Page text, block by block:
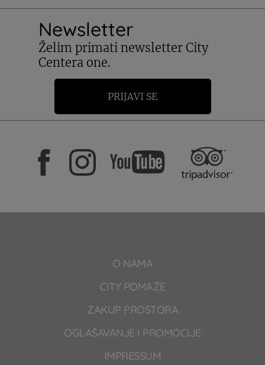
Newsletter
Želim primati newsletter City
Centera one.
PRIJAVI SE
O NAMA
CITY POMAŽE
ZAKUP PROSTORA
OGLAŠAVANJE I PROMOCIJE
IMPRESSUM